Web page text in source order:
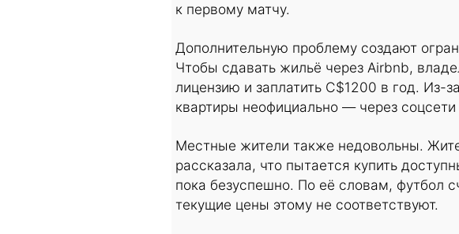
к первому матчу.
Дополнительную проблему создают
Чтобы сдавать жильё через Airbnb,
лицензию и заплатить С$1200 в год. Из-
квартиры неофициально — через
Местные жители также недовольны.
рассказала, что пытается купить
пока безуспешно. По её словам, футбол
текущие цены этому не соответствуют.